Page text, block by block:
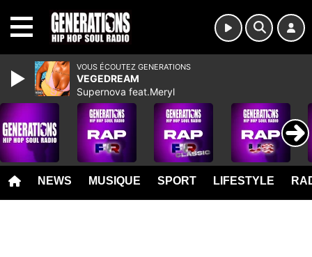
NEWS MUSIQUE SPORT LIFESTYLE
VOUS ÉCOUTEZ GENERATIONS
VEGEDREAM
Supernova feat.Meryl